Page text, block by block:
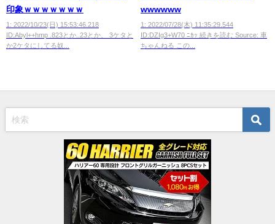
印象ｗｗｗｗｗｗｗ
1: 2022/10/23(日) 15:53:46.218
ID:Abyl++hmp .823とか..23とか、 3ケタと
か2ケタにしてる奴...
wwwwww
1: 2022/07/28(木) 11:35:29.544
ID:DZIg3+W70 ﾆｶｯ 続きを読む Source: 車
ちゃんねる この...